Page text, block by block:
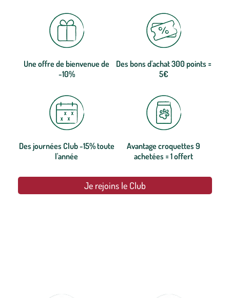
Une offre de bienvenue de
-10%
Des bons d'achat 300 points =
5€
Des journées Club -15% toute
l'année
Avantage croquettes 9
achetées = 1 offert
Je rejoins le Club